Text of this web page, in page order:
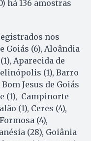
há 136 amostras
nos
Goiás (6), Aloândia
Aparecida de
(1), Barro
Jesus de Goiás
(1), Campinorte
(1), Ceres (4),
(4),
(28), Goiânia